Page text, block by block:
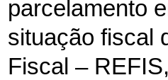
parcelamento
situação fiscal
Fiscal –